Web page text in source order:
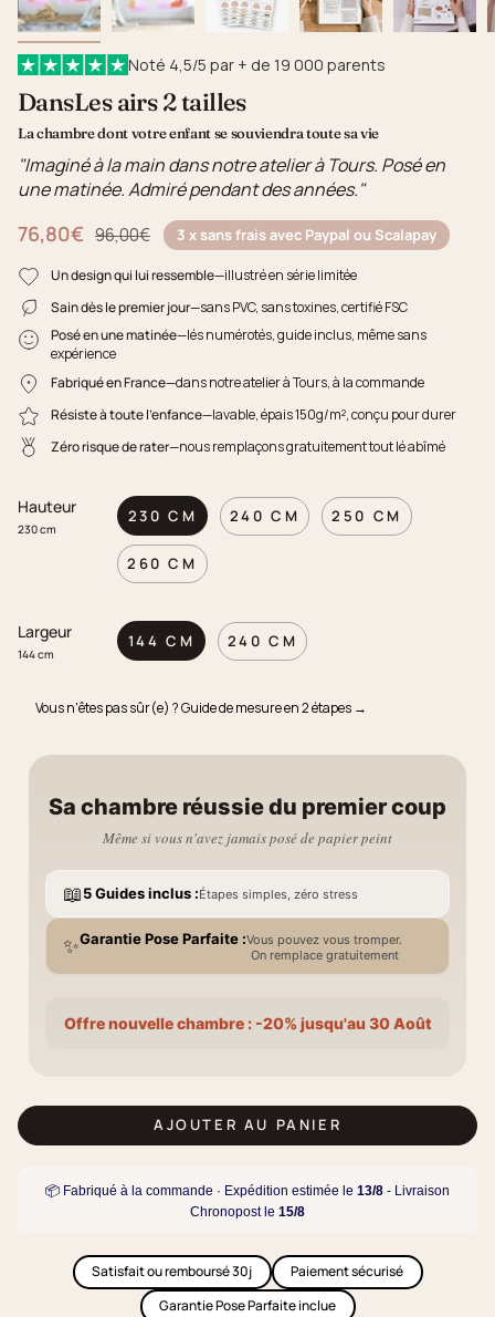
Noté 4,5/5 par + de 19 000 parents
DansLes airs 2 tailles
La chambre dont votre enfant se souviendra toute sa vie
"Imaginé à la main dans notre atelier à Tours. Posé en
une matinée. Admiré pendant des années."
76,80€
Prix régulier96,00€ 3 x sans frais avec Paypal ou Scalapay
Un design qui lui ressemble—illustré en série limitée
Sain dès le premier jour—sans PVC, sans toxines, certifié FSC
Posé en une matinée—lés numérotés, guide inclus, même sans
expérience
Fabriqué en France—dans notre atelier à Tours, à la commande
Résiste à toute l'enfance—lavable, épais 150g/m², conçu pour durer
Zéro risque de rater—nous remplaçons gratuitement tout lé abîmé
Hauteur
230 cm
230 CM 240 CM 250 CM
260 CM
Largeur
144 cm
144 CM 240 CM
Vous n'êtes pas sûr(e) ? Guide de mesure en 2 étapes →
Sa chambre réussie du premier coup
Même si vous n'avez jamais posé de papier peint
📖5 Guides inclus :Étapes simples, zéro stress
✨Garantie Pose Parfaite :Vous pouvez vous tromper.
On remplace gratuitement
Offre nouvelle chambre : -20% jusqu'au 30 Août
AJOUTER AU PANIER
📦 Fabriqué à la commande · Expédition estimée le 13/8 - Livraison
Chronopost le 15/8
Satisfait ou remboursé 30j
Paiement sécurisé
Garantie Pose Parfaite inclue